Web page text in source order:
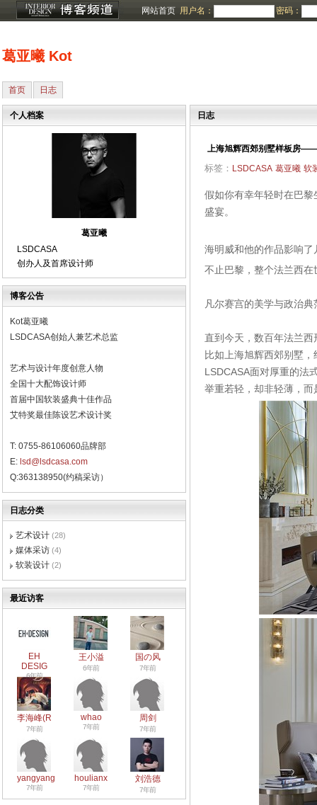
网站首页 用户名： 密码：
葛亚曦 Kot
首页 日志
个人档案
葛亚曦
LSDCASA
创办人及首席设计师
博客公告
Kot葛亚曦
LSDCASA创始人兼艺术总监
艺术与设计年度创意人物
全国十大配饰设计师
首届中国软装盛典十佳作品
艾特奖最佳陈设艺术设计奖
T: 0755-86106060品牌部
E: lsd@lsdcasa.com
Q:363138950(约稿采访）
日志分类
艺术设计 (28)
媒体采访 (4)
软装设计 (2)
最近访客
EH
DESIG
6年前
王小溢
6年前
国の风
7年前
李海峰(R
7年前
whao
7年前
周剑
7年前
yangyang
7年前
houlianx
7年前
刘浩德
7年前
日志
上海旭辉西郊别墅样板房
标签： LSDCASA 葛亚曦 软
假如你有幸年轻时在巴黎
盛宴。
海明威和他的作品影响
不止巴黎，整个法兰西
凡尔赛宫的美学与政治
直到今天，数百年法兰
比如上海旭辉西郊别墅
LSDCASA面对厚重的法
举重若轻，却非轻薄，